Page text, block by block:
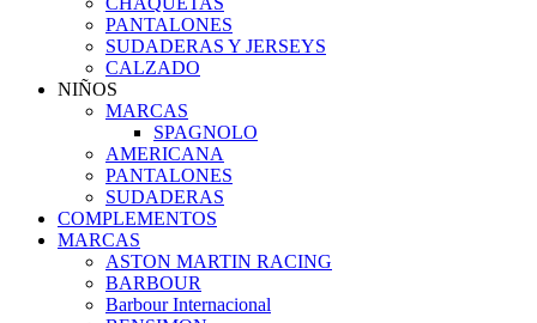
PANTALONES
SUDADERAS Y JERSEYS
CALZADO
NIÑOS
MARCAS
SPAGNOLO
AMERICANA
PANTALONES
SUDADERAS
COMPLEMENTOS
MARCAS
ASTON MARTIN RACING
BARBOUR
Barbour Internacional